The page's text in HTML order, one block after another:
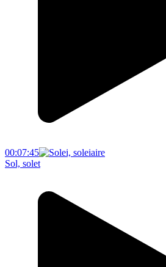
00:07:45
Sol, solet